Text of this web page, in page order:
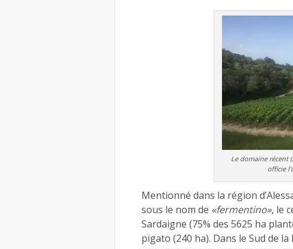
Le domaine récent
officie
Mentionné dans la région
sous le nom de «fermentino», le
Sardaigne (75% des 5625 ha
pigato (240 ha). Dans le Sud de la